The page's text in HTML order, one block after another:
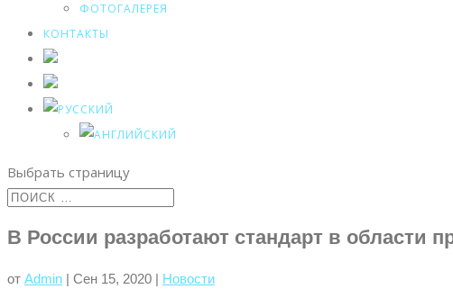
ФОТОГАЛЕРЕЯ
КОНТАКТЫ
Выбрать страницу
В России разработают стандарт в области
от Admin | Сен 15, 2020 | Новости